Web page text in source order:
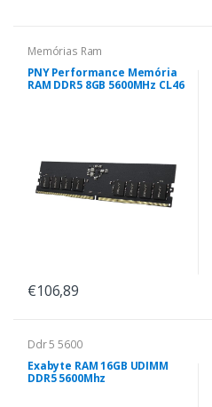
Memórias Ram
PNY Performance Memória
RAM DDR5 8GB 5600MHz CL46
€106,89
Ddr 5 5600
Exabyte RAM 16GB UDIMM
DDR5 5600Mhz